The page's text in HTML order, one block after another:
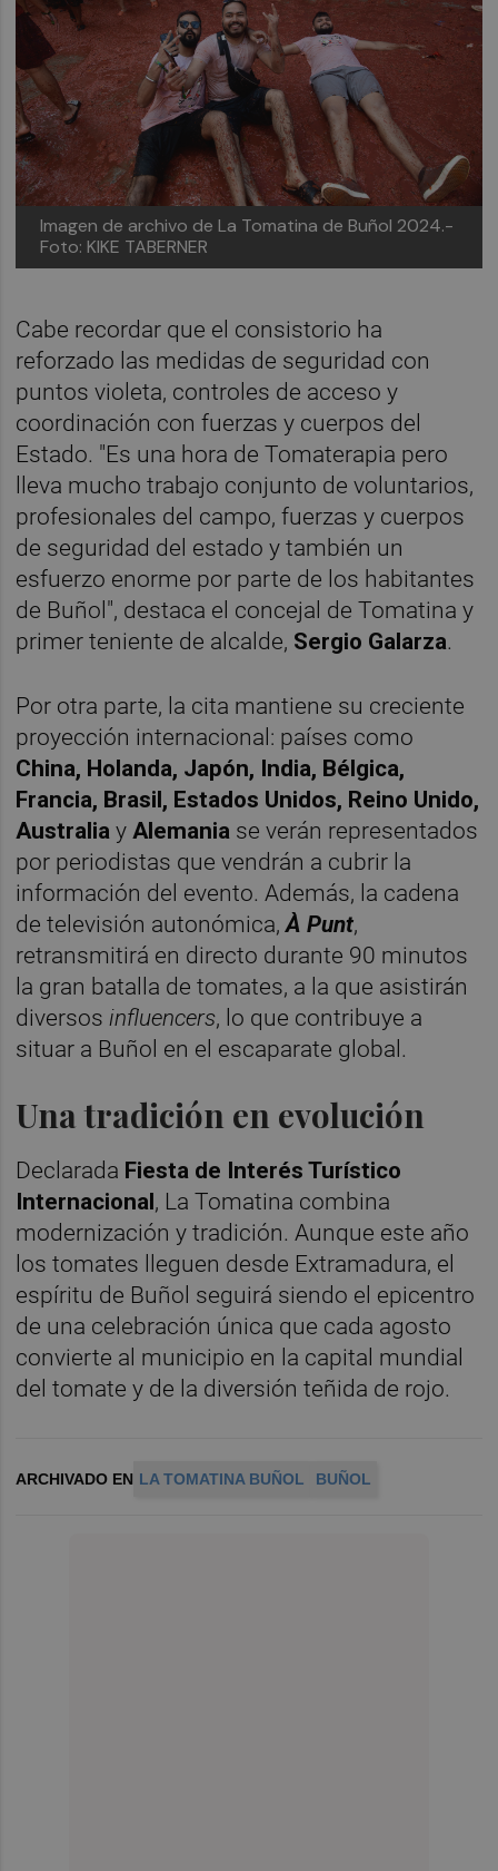
Imagen de archivo de La Tomatina de Buñol 2024.-
Foto: KIKE TABERNER
Cabe recordar que el consistorio ha
reforzado las medidas de seguridad con
puntos violeta, controles de acceso y
coordinación con fuerzas y cuerpos del
Estado. "Es una hora de Tomaterapia pero
lleva mucho trabajo conjunto de voluntarios,
profesionales del campo, fuerzas y cuerpos
de seguridad del estado y también un
esfuerzo enorme por parte de los habitantes
de Buñol", destaca el concejal de Tomatina y
primer teniente de alcalde, Sergio Galarza.
Por otra parte, la cita mantiene su creciente
proyección internacional: países como
China, Holanda, Japón, India, Bélgica,
Francia, Brasil, Estados Unidos, Reino Unido,
Australia y Alemania se verán representados
por periodistas que vendrán a cubrir la
información del evento. Además, la cadena
de televisión autonómica,À Punt,
retransmitirá en directo durante 90 minutos
la gran batalla de tomates, a la que asistirán
diversos influencers, lo que contribuye a
situar a Buñol en el escaparate global.
Una tradición en evolución
Declarada Fiesta de Interés Turístico
Internacional , La Tomatina combina
modernización y tradición. Aunque este año
los tomates lleguen desde Extramadura, el
espíritu de Buñol seguirá siendo el epicentro
de una celebración única que cada agosto
convierte al municipio en la capital mundial
del tomate y de la diversión teñida de rojo.
ARCHIVADO EN LA TOMATINA BUÑOL BUÑOL